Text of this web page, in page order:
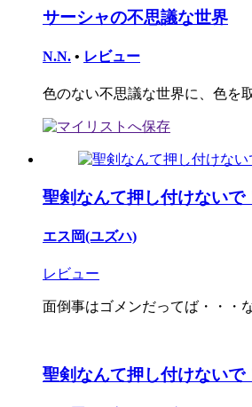
サーシャの不思議な世界
N.N. • レビュー
色のない不思議な世界に、色を
聖剣なんて押し付けないで
エス岡(ユズハ)
レビュー
面倒事はゴメンだってば・・・
聖剣なんて押し付けないで